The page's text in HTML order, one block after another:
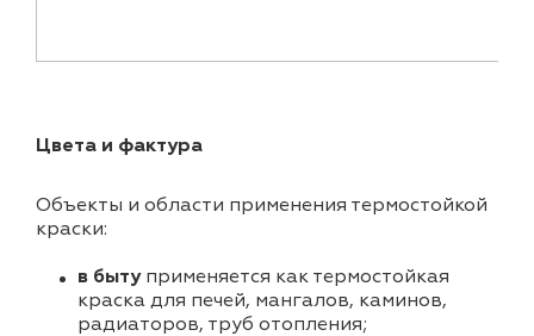
Цвета и фактура
Объекты и области применения термостойкой
краски:
в быту применяется как термостойкая
краска для печей, мангалов, каминов,
радиаторов, труб отопления;